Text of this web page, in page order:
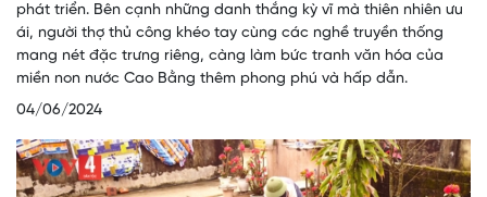
phát triển. Bên cạnh những danh thắng kỳ vĩ mà thiên nhiên ưu
ái, người thợ thủ công khéo tay cùng các nghề truyền thống
mang nét đặc trưng riêng, càng làm bức tranh văn hóa của
miền non nước Cao Bằng thêm phong phú và hấp dẫn.
04/06/2024